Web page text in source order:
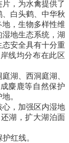
，为水禽提供了
白头鹤、中华秋
，生物多样性维
地生态系统，湖
安全具有十分重
线均分布在此区
湖、西洞庭湖、
麋鹿等自然保护
。
，加强区内湿地
湖，扩大湖泊面
红线。